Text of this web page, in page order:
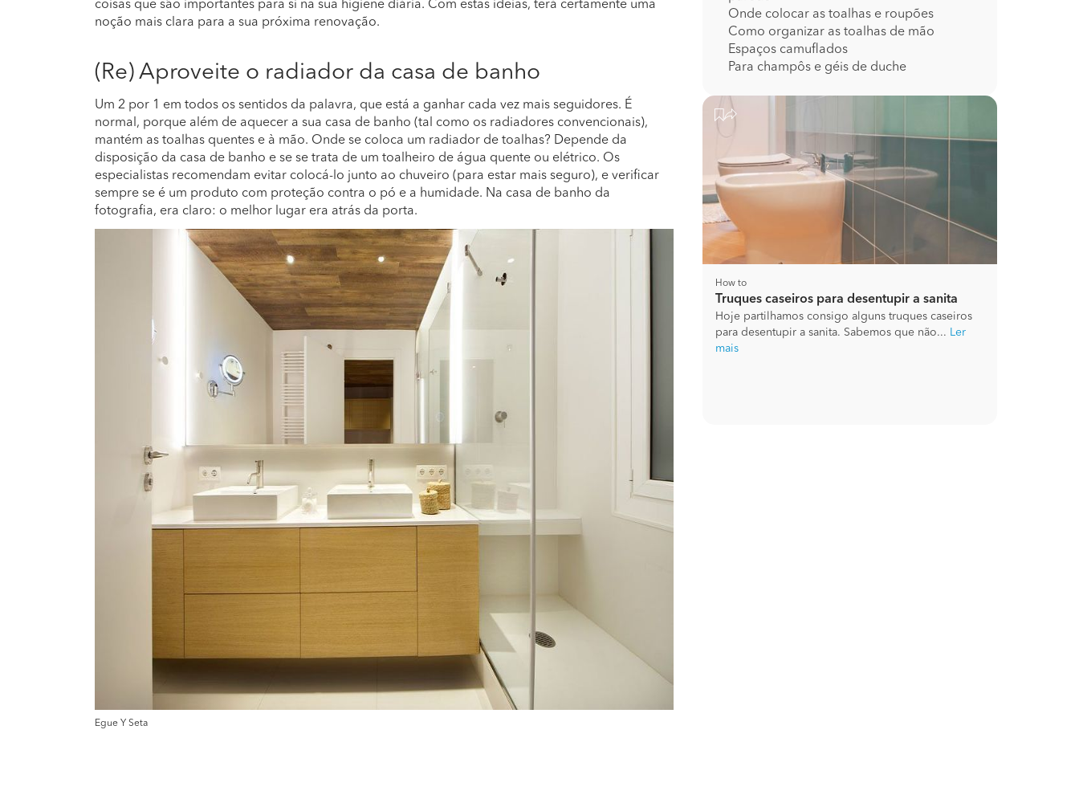
coisas que são importantes para si na sua higiene diária. Com estas ideias, terá certamente uma
noção mais clara para a sua próxima renovação.
(Re) Aproveite o radiador da casa de banho
Um 2 por 1 em todos os sentidos da palavra, que está a ganhar cada vez mais seguidores. É
normal, porque além de aquecer a sua casa de banho (tal como os radiadores convencionais),
mantém as toalhas quentes e à mão. Onde se coloca um radiador de toalhas? Depende da
disposição da casa de banho e se se trata de um toalheiro de água quente ou elétrico. Os
especialistas recomendam evitar colocá-lo junto ao chuveiro (para estar mais seguro), e verificar
sempre se é um produto com proteção contra o pó e a humidade. Na casa de banho da
fotografia, era claro: o melhor lugar era atrás da porta.
Egue Y Seta
Onde colocar as toalhas e roupões
Como organizar as toalhas de mão
Espaços camuflados
Para champôs e géis de duche
How to
Truques caseiros para desentupir a sanita
Hoje partilhamos consigo alguns truques caseiros
para desentupir a sanita. Sabemos que não... Ler
mais